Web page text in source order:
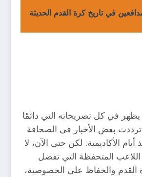
في تاريخ كرة القدم الحديثة
يظهر في كل تصريحاته التي دائمًا
بعض الأخبار في الصحافة
الأكاديمية. لكن حتى الآن، لا
المتحفظة التي تفضل
القدم والحفاظ على الخصوصية،